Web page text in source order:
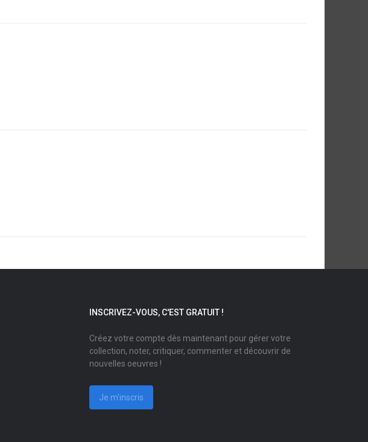
INSCRIVEZ-VOUS, C'EST GRATUIT !
Créez votre compte dès maintenant pour gérer votre
collection, noter, critiquer, commenter et découvrir de
nouvelles oeuvres !
Je m'inscris